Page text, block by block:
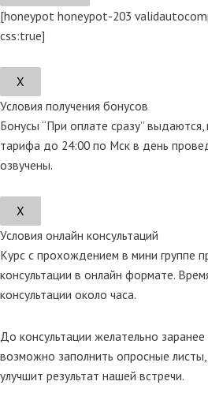
[honeypot honeypot-203
css:true]
Х
Условия получения бонусов
Бонусы “При оплате сразу”
тарифа до 24:00 по Мск в день
озвучены.
Х
Условия онлайн консультаций
Курс с прохождением в мини группе
консультации в онлайн формате.
консультации около часа.
До консультации желательно
возможно заполнить опросные
улучшит результат нашей встречи.